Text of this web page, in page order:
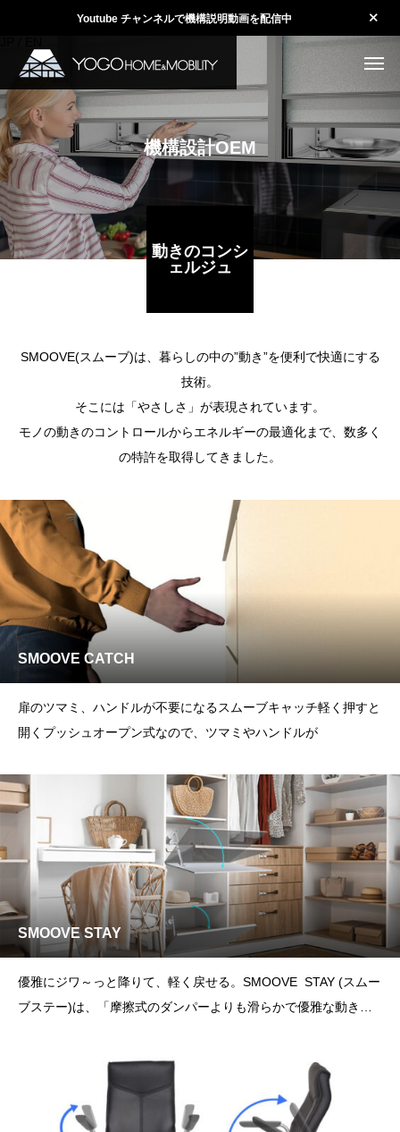
Youtube チャンネルで機構説明動画を配信中
機構設計OEM
動きのコンシ
ェルジュ
SMOOVE(スムーブ)は、暮らしの中の”動き”を便利で快適にする
技術。
そこには「やさしさ」が表現されています。
モノの動きのコントロールからエネルギーの最適化まで、数多く
の特許を取得してきました。
SMOOVE CATCH
扉のツマミ、ハンドルが不要になるスムーブキャッチ軽く押すと
開くプッシュオープン式なので、ツマミやハンドルが
SMOOVE STAY
優雅にジワ～っと降りて、軽く戻せる。SMOOVE STAY (スムー
ブステー)は、「摩擦式のダンパーよりも滑らかで優雅な動きを